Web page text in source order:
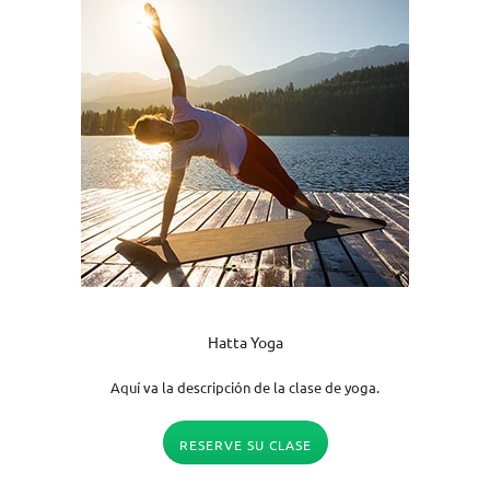
Hatta Yoga
Aquí va la descripción de la clase de yoga.
RESERVE SU CLASE